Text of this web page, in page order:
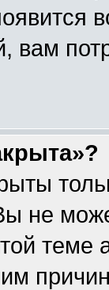
вам
не
теме